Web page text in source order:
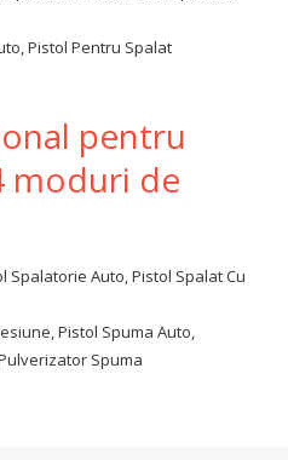
pentru
moduri de